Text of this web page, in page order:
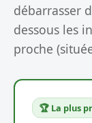
débarrasser
dessous les
proche
🏆 La plus